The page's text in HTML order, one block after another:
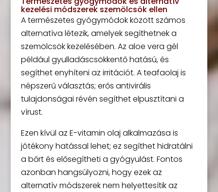
kezelési módszerek szemölcsök ellen
A természetes gyógymódok között számos
alternatíva létezik, amelyek segíthetnek a
szemölcsök kezelésében. Az aloe vera gél
például gyulladáscsökkentő hatású, és
segíthet enyhíteni az irritációt. A teafaolaj is
népszerű választás; erős antivirális
tulajdonságai révén segíthet elpusztítani a
vírust.
Ezen kívül az E-vitamin olaj alkalmazása is
jótékony hatással lehet; ez segíthet hidratálni
a bőrt és elősegítheti a gyógyulást. Fontos
azonban hangsúlyozni, hogy ezek az
alternatív módszerek nem helyettesítik az